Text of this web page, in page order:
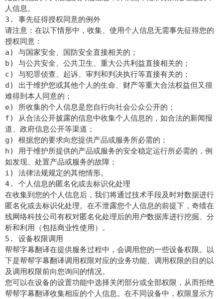
人信息。
3. 事先征得授权同意的例外
请注意：在以下情形中，收集、使用个人信息无需事先征得您的
授权同意：
a) 与国家安全、国防安全直接相关的；
b) 与公共安全、公共卫生、重大公共利益直接相关的；
c) 与犯罪侦查、起诉、审判和判决执行等直接有关的；
d) 出于维护您或其他个人的生命、财产等重大合法权益但又很
难得到本人同意的；
e) 所收集的个人信息是您自行向社会公众公开的；
f) 从合法公开披露的信息中收集个人信息的，如合法的新闻报
道、政府信息公开等渠道；
g) 根据您的要求向您提供产品或服务所必需的；
h) 用于维护所提供的产品或服务的安全稳定运行所必需的，例
如发现、处置产品或服务的故障；
i) 法律法规规定的其他情形。
4. 个人信息的匿名化或去标识化处理
在收集到您的个人信息后，我们将通过技术手段及时对数据进行
匿名化或去标识化处理。在不泄露您个人信息的前提下，奇绩在
线网络科技公司有权对匿名化处理后的用户数据库进行挖掘、分
析和利用（包括商业性使用）。
5. 设备权限调用
帮帮字幕翻译在提供服务过程中，会调用您的一些设备权限。以
下是帮帮字幕翻译调用权限对应的业务功能、调用权限的目的以
及调用权限前向您询问的情况。
您可以在设备的设置功能中选择关闭部分或全部权限，从而拒绝
帮帮字幕翻译收集相应的个人信息。在不同设备中，权限显示方